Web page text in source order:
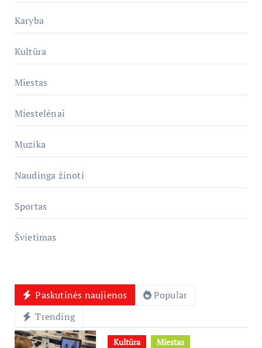
Karyba
Kultūra
Miestas
Miestelėnai
Muzika
Naudinga žinoti
Sportas
Švietimas
Paskutinės naujienos
Popular
Trending
Kultūra Miestas